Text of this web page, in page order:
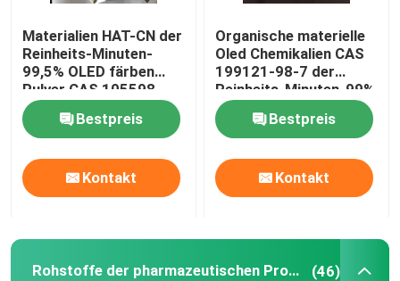
Materialien HAT-CN der
Reinheits-Minuten-
99,5% OLED färben
Pulver CAS 105598-
27-4 gelb
Bestpreis
Kontakt
Organische materielle
Oled Chemikalien CAS
199121-98-7 der
Reinheits-Minuten-99%
DNTPD Oled
Bestpreis
Kontakt
Rohstoffe der pharmazeutischen Produkte (46)